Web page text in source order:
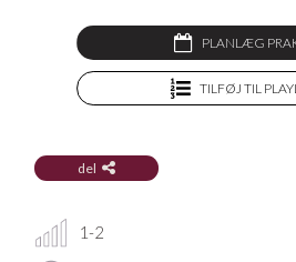
del
1-2
PLANLÆG
TILFØJ TIL
bære deres del uden at blive
Mangler du en yogamåtte, en
andet udstyr til din praksis? På
du det lækreste yogatøj og